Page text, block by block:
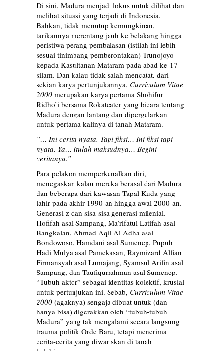
Di sini, Madura menjadi lokus untuk dilihat dan
melihat situasi yang terjadi di Indonesia.
Bahkan, tidak menutup kemungkinan,
tarikannya merentang jauh ke belakang hingga
peristiwa perang pembalasan (istilah ini lebih
sesuai tinimbang pemberontakan) Trunojoyo
kepada Kasultanan Mataram pada abad ke-17
silam. Dan kalau tidak salah mencatat, dari
sekian karya pertunjukannya, Curriculum Vitae
2000 merupakan karya pertama Shohifur
Ridho’i bersama Rokateater yang bicara tentang
Madura dengan lantang dan dipergelarkan
untuk pertama kalinya di tanah Mataram.
“… Ini cerita nyata. Tapi fiksi… Ini fiksi tapi
nyata. Ya… Itulah maksudnya… Begini
ceritanya.”
Para pelakon memperkenalkan diri,
menegaskan kalau mereka berasal dari Madura
dan beberapa dari kawasan Tapal Kuda yang
lahir pada akhir 1990-an hingga awal 2000-an.
Generasi z dan sisa-sisa generasi milenial.
Hofifah asal Sampang, Ma’rifatul Latifah asal
Bangkalan, Ahmad Aqil Al Adha asal
Bondowoso, Hamdani asal Sumenep, Pupuh
Hadi Mulya asal Pamekasan, Raymizard Alfian
Firmansyah asal Lumajang, Syamsul Arifin asal
Sampang, dan Taufiqurrahman asal Sumenep.
“Tubuh aktor” sebagai identitas kolektif, krusial
untuk pertunjukan ini. Sebab, Curriculum Vitae
2000 (agaknya) sengaja dibuat untuk (dan
hanya bisa) digerakkan oleh “tubuh-tubuh
Madura” yang tak mengalami secara langsung
trauma politik Orde Baru, tetapi menerima
cerita-cerita yang diwariskan di tanah